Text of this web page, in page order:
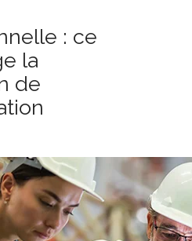
: ce
la
de